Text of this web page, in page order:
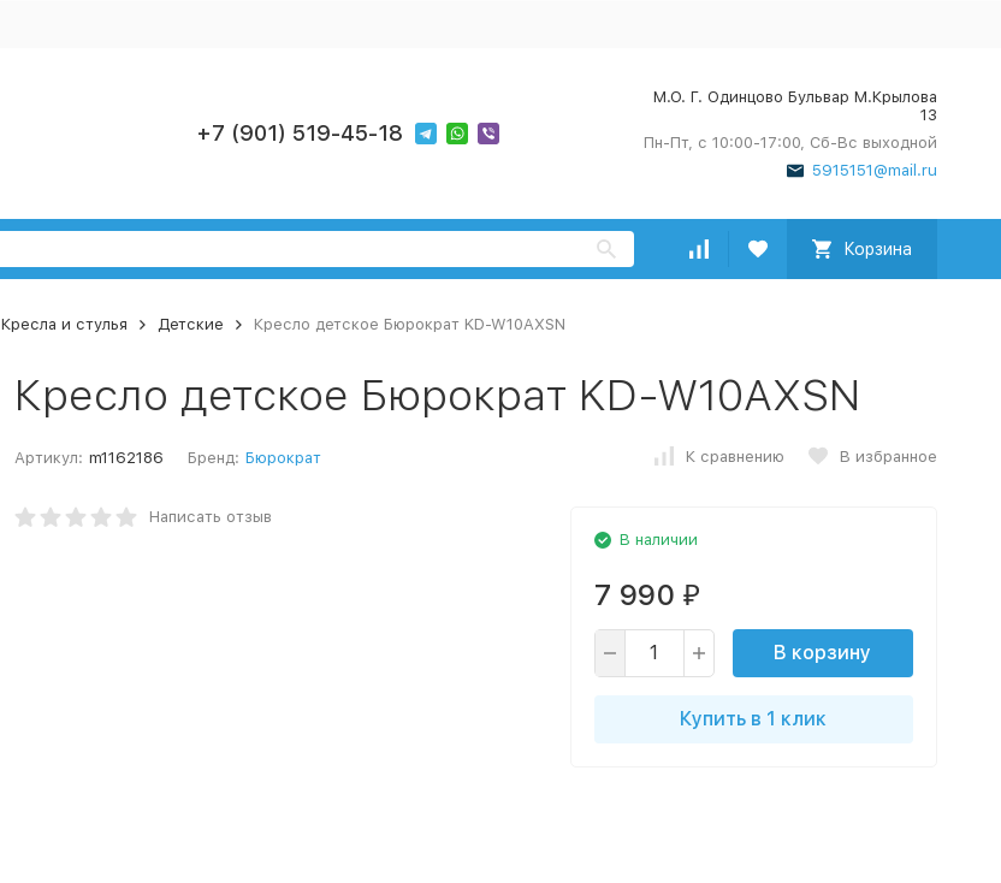
+7 (901) 519-45-18
М.О. Г. Одинцово Бульвар М.Крылова
13
Пн-Пт, с 10:00-17:00, Сб-Вс выходной
5915151@mail.ru
Корзина
Кресла и стулья Детские Кресло детское Бюрократ KD-W10AXSN
Кресло детское Бюрократ KD-W10AXSN
Артикул: m1162186 Бренд: Бюрократ К сравнению В избранное
Написать отзыв
В наличии
7 990 ₽
В корзину
Купить в 1 клик